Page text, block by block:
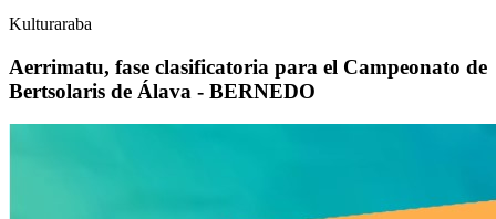
Kulturaraba
Aerrimatu, fase clasificatoria para el Campeonato de
Bertsolaris de Álava - BERNEDO